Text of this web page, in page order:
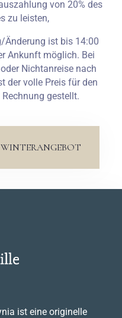
von 20% des
zu leisten,
Änderung ist bis 14:00
Ankunft möglich. Bei
Nichtanreise nach
der volle Preis für den
gestellt.
ist eine originelle